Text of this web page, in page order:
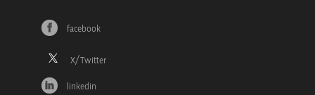
facebook
linkedin